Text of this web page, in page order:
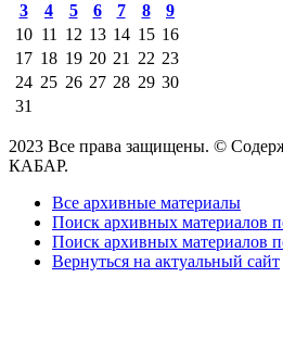
3
4 5 6 7 8
9
10 11 12 13 14 15 16
17 18 19 20 21 22 23
24 25 26 27 28 29 30
31
2023 Все права защищены. ©
КАБАР.
Все архивные материалы
Поиск архивных материалов
Поиск архивных материалов
Вернуться на актуальный сайт